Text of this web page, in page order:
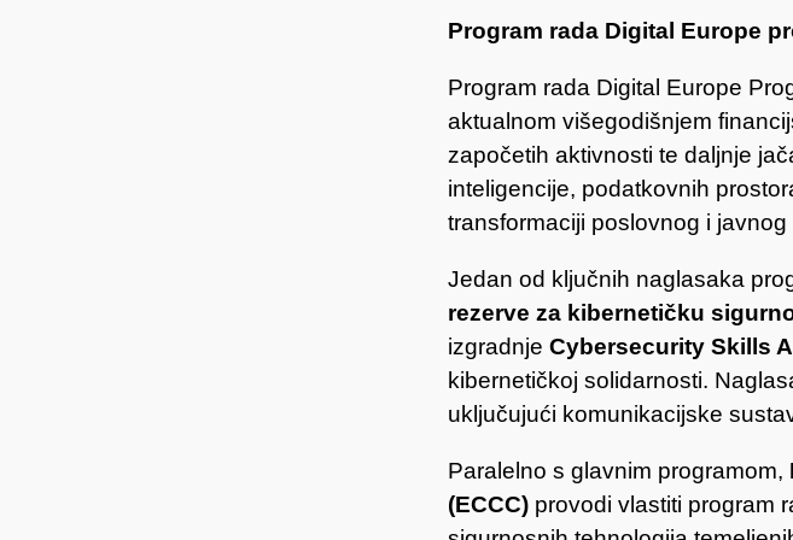
Program rada Digital Europe
Program rada Digital Europe
aktualnom višegodišnjem
započetih aktivnosti te daljnje
inteligencije, podatkovnih
transformaciji poslovnog i javnog
Jedan od ključnih naglasaka
rezerve za kibernetičku
izgradnjeCybersecurity Skills
kibernetičkoj solidarnosti.
uključujući komunikacijske
Paralelno s glavnim programom,
(ECCC) provodi vlastiti program